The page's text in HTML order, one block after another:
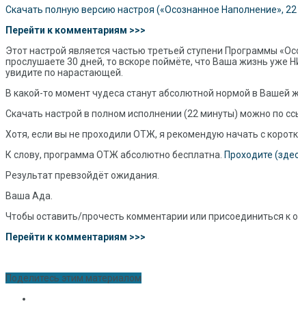
Скачать полную версию настроя («Осознанное Наполнение»,
Перейти к комментариям >>>
Этот настрой является частью третьей ступени Программы
прослушаете 30 дней, то вскоре поймёте, что Ваша жизнь
увидите по нарастающей.
В какой-то момент чудеса станут абсолютной нормой в Вашей
Скачать настрой в полном исполнении (22 минуты) можно по
Хотя, если вы не проходили ОТЖ, я рекомендую начать с
К слову, программа ОТЖ абсолютно бесплатна. Проходите
Результат превзойдёт ожидания.
Ваша Ада.
Чтобы оставить/прочесть комментарии или присоединиться к
Перейти к комментариям >>>
Поделитесь этим материалом